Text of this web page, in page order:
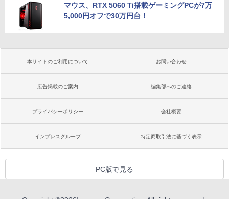
マウス、RTX 5060 Ti搭載ゲーミングPCが7万
5,000円オフで30万円台！
本サイトのご利用について お問い合わせ
広告掲載のご案内 編集部へのご連絡
プライバシーポリシー 会社概要
インプレスグループ 特定商取引法に基づく表示
PC版で見る